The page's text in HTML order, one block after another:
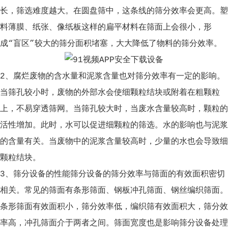
长，筛选难度越大。在圆盘筛中，这条线的筛分效率会更高。塑
料薄膜、纸张、像纸板这样的扁平材料在筛面上会很小，形
成“盲区”较大的筛分面积堵塞，大大降低了物料的筛分效率。
2、腐烂废物的含水量和泥浆含量也对筛分效率有一定的影响。
当筛孔较小时，废物的外部水会使细颗粒结块或附着在粗颗粒
上，不易穿透筛网。当筛孔较大时，当废水含量较高时，颗粒的
活性增加。此时，水可以促进细颗粒的筛选。水的影响也与泥浆
的含量有关。当废物中的泥浆含量较高时，少量的水也会导致细
颗粒结块。
3、筛分设备的性能筛分设备的筛分效率与筛面的有效面积密切
相关。常见的筛面有条形筛面、钢板冲孔筛面、钢丝编织筛面。
条形筛面有效面积小，筛分效率低，编织筛有效面积大，筛分效
率高，冲孔筛面介于两者之间。筛面宽度也是影响筛分设备处理